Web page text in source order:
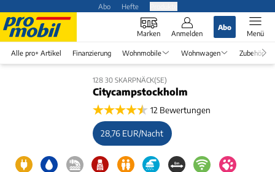
Abo Hefte
Marken Anmelden
Abo
Menü
Alle pro+ Artikel Finanzierung Wohnmobile Wohnwagen Zubehör
128 30 SKARPNÄCK(SE)
Citycampstockholm
12 Bewertungen
28,76 EUR/Nacht